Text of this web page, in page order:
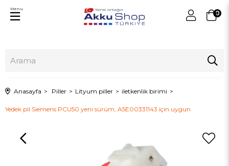
0
Menu
Anasayfa Piller Lityum piller iletkenlik birimi
Yedek pil Siemens PCU50 yeni sürüm, A5E00331143 için uygun